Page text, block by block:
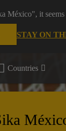
México", it
STAY ON
Countries